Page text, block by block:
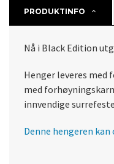
PRODUKTINFO
Nå i Black Edition
Henger leveres med
med
innvendige
Denne hengeren kan